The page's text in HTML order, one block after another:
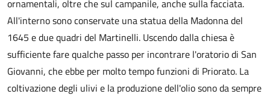
ornamentali, oltre che sul campanile, anche sulla facciata.
All'interno sono conservate una statua della Madonna del
1645 e due quadri del Martinelli. Uscendo dalla chiesa è
sufficiente fare qualche passo per incontrare l'oratorio di San
Giovanni, che ebbe per molto tempo funzioni di Priorato. La
coltivazione degli ulivi e la produzione dell'olio sono da sempre